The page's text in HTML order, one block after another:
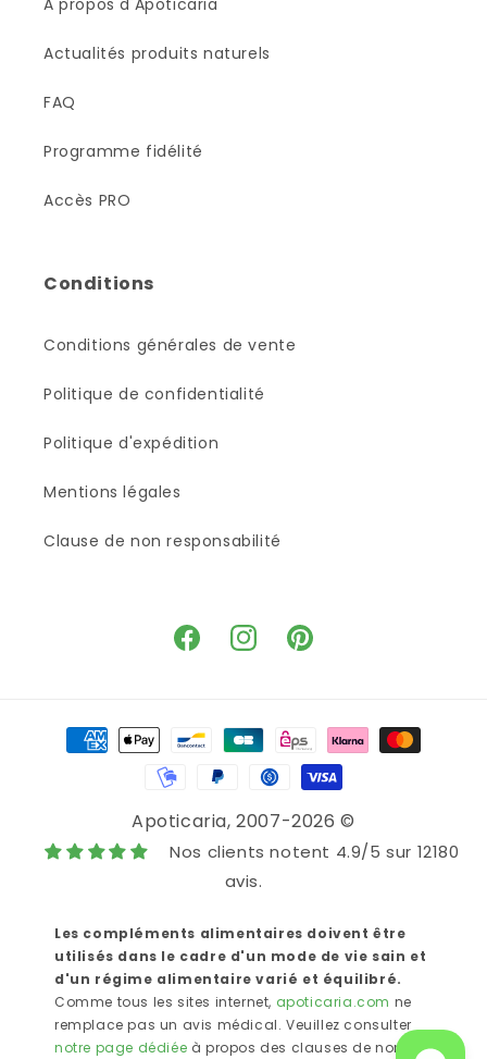
A propos d'Apoticaria
Actualités produits naturels
FAQ
Programme fidélité
Accès PRO
Conditions
Conditions générales de vente
Politique de confidentialité
Politique d'expédition
Mentions légales
Clause de non responsabilité
FacebookInstagramPinterest
Moyens
Apoticaria, 2007-2026 ©
Nos clients notent 4.9/5 sur 12180
avis.
Les compléments alimentaires doivent être
utilisés dans le cadre d'un mode de vie sain et
d'un régime alimentaire varié et équilibré.
Comme tous les sites internet, apoticaria.com ne
remplace pas un avis médical. Veuillez consulter
notre page dédiée à propos des clauses de non